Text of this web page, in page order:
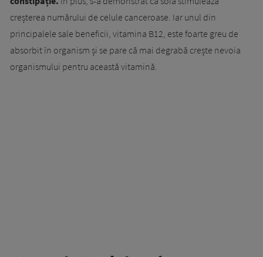
creșterea numărului de celule canceroase. Iar unul din
principalele sale beneficii, vitamina B12, este foarte greu de
absorbit în organism și se pare că mai degrabă crește nevoia
organismului pentru această vitamină.